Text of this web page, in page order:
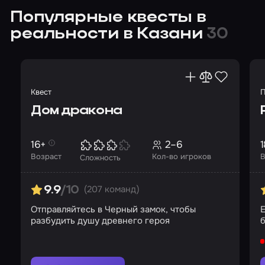
Популярные квесты в
реальности в Казани 30
Квест
Дом дракона
Возраст
16+
Сложность Кол-во игроков
2–6
9.9/10 (207 команд)
Отправляйтесь в Черный замок, чтобы
разбудить душу древнего героя